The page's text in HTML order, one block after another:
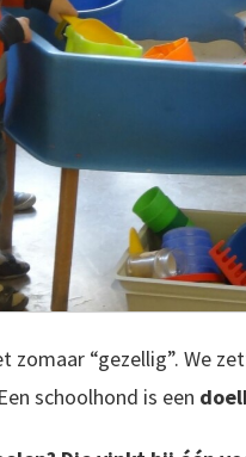
zomaar “gezellig”. We
schoolhond is een